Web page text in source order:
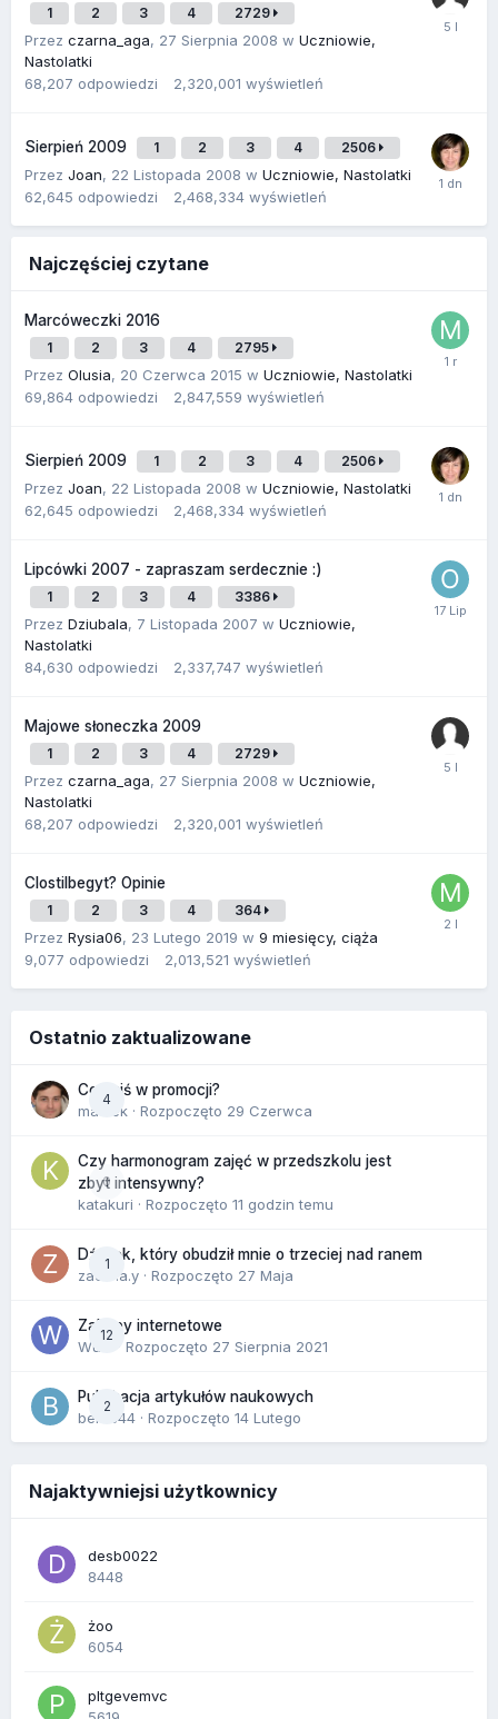
1 2 3 4 2729
Przez czarna_aga, 27 Sierpnia 2008 w Uczniowie,
Nastolatki
68,207 odpowiedzi 2,320,001 wyświetleń
Sierpień 2009 1 2 3 4 2506
Przez Joan, 22 Listopada 2008 w Uczniowie, Nastolatki
62,645 odpowiedzi 2,468,334 wyświetleń
Najczęściej czytane
Marcóweczki 2016
1 2 3 4 2795
Przez Olusia, 20 Czerwca 2015 w Uczniowie, Nastolatki
69,864 odpowiedzi 2,847,559 wyświetleń
Sierpień 2009 1 2 3 4 2506
Przez Joan, 22 Listopada 2008 w Uczniowie, Nastolatki
62,645 odpowiedzi 2,468,334 wyświetleń
Lipcówki 2007 - zapraszam serdecznie :)
1 2 3 4 3386
Przez Dziubala, 7 Listopada 2007 w Uczniowie,
Nastolatki
84,630 odpowiedzi 2,337,747 wyświetleń
Majowe słoneczka 2009
1 2 3 4 2729
Przez czarna_aga, 27 Sierpnia 2008 w Uczniowie,
Nastolatki
68,207 odpowiedzi 2,320,001 wyświetleń
Clostilbegyt? Opinie
1 2 3 4 364
Przez Rysia06, 23 Lutego 2019 w 9 miesięcy, ciąża
9,077 odpowiedzi 2,013,521 wyświetleń
Ostatnio zaktualizowane
4
Co dziś w promocji?
maciek · Rozpoczęto 29 Czerwca
0
Czy harmonogram zajęć w przedszkolu jest
zbyt intensywny?
katakuri · Rozpoczęto 11 godzin temu
1
Dźwięk, który obudził mnie o trzeciej nad ranem
zackr.a.y · Rozpoczęto 27 Maja
12
Zakupy internetowe
Wula
· Rozpoczęto 27 Sierpnia 2021
2
Publikacja artykułów naukowych
berus44 · Rozpoczęto 14 Lutego
Najaktywniejsi użytkownicy
desb0022
8448
żoo
6054
pltgevemvc